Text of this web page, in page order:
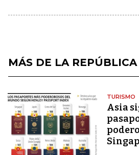
MÁS DE LA REPÚBLICA
TURISMO
Asia